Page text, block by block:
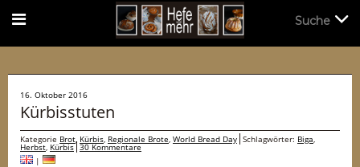
16. Oktober 2016
Kürbisstuten
Kategorie Brot, Kürbis, Regionale Brote, World Bread Day Schlagwörter: Biga,
Herbst, Kürbis 30 Kommentare
|
Suche
Suche